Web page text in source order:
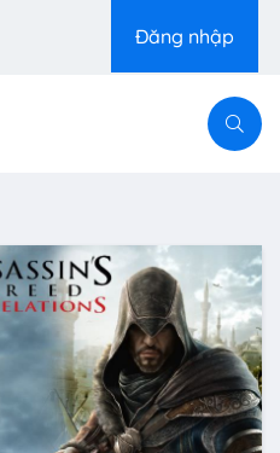
Đăng nhập